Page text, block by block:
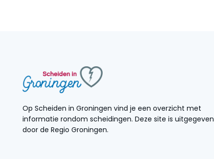
Op Scheiden in Groningen vind je een overzicht met
informatie rondom scheidingen. Deze site is uitgegeven
door de Regio Groningen.